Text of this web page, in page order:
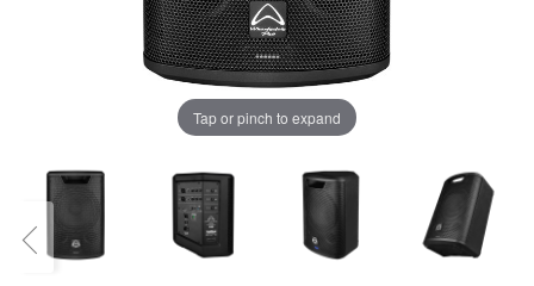
Tap or pinch to expand